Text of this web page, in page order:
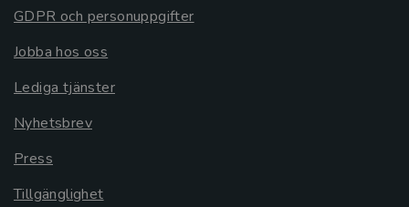
GDPR och personuppgifter
Jobba hos oss
Lediga tjänster
Nyhetsbrev
Press
Tillgänglighet